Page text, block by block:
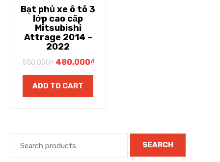
Bạt phủ xe ô tô 3
lớp cao cấp
Mitsubishi
Attrage 2014 –
2022
550,000₫ 480,000₫
ADD TO CART
SEARCH